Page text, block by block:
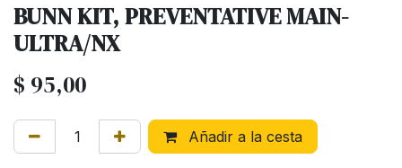
BUNN KIT, PREVENTATIVE MAIN-
ULTRA/NX
$ 95,00
Añadir a la cesta